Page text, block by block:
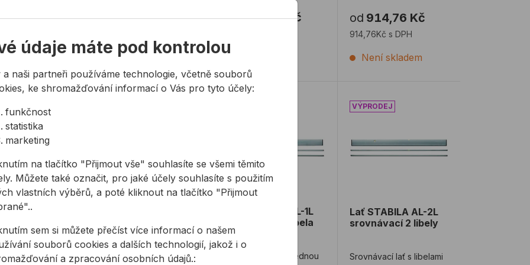
1900,22 Kč
Není skladem
(klasická)
od416,41 Kč
Na skladě
od442,23 Kč od 914,76 Kč
914,76Kč s DPH
Není skladem
STABILA
vodováha s 1
libely
Srovnávací lať
Lať STABILA AL-1L srovnávací 1 libela
Lať STABILA AL-1L
srovnávací 1 libela
Srovnávací lať s jednou
Lať STABILA AL-2L srovnávací 2 libely
Lať STABILA AL-2L
srovnávací 2 libely
Srovnávací lať s libelami
údaje máte pod kontrolou
a naši partneři používáme technologie, včetně souborů
ke shromažďování informací o Vás pro tyto účely:
funkčnost
statistika
marketing
na tlačítko "Přijmout vše" souhlasíte se všemi těmito
Můžete také označit, pro jaké účely souhlasíte s použitím
vlastních výběrů, a poté kliknout na tlačítko "Přijmout
sem si můžete přečíst více informací o našem
souborů cookies a dalších technologií, jakož i o
a zpracování osobních údajů.: